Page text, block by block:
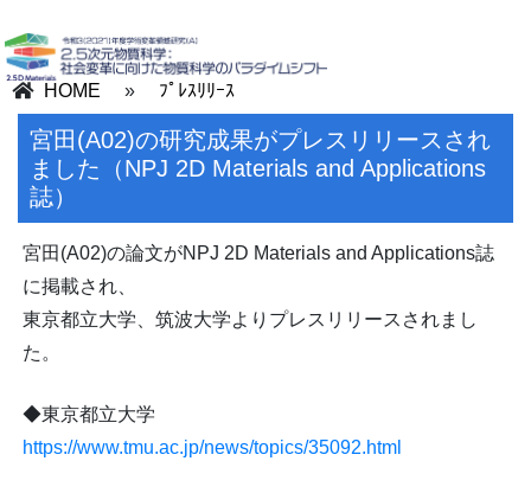
HOME » ﾌﾟﾚｽﾘﾘｰｽ
宮田(A02)の研究成果がプレスリリースされ
ました（NPJ 2D Materials and Applications
誌）
宮田(A02)の論文がNPJ 2D Materials and Applications誌
に掲載され、
東京都立大学、筑波大学よりプレスリリースされまし
た。
◆東京都立大学
https://www.tmu.ac.jp/news/topics/35092.html